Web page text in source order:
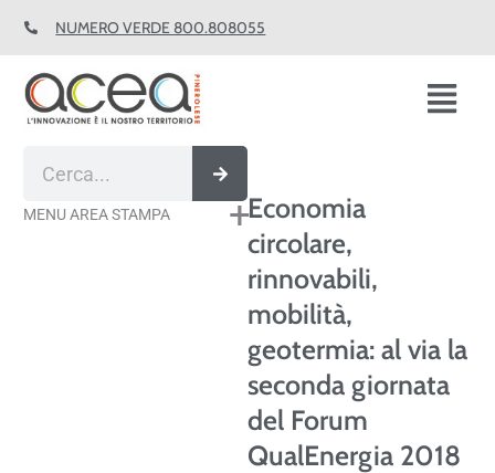
NUMERO VERDE 800.808055
MENU AREA STAMPA
Economia
circolare,
rinnovabili,
mobilità,
geotermia: al via la
seconda giornata
del Forum
QualEnergia 2018